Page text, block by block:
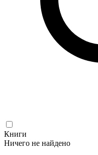
Книги
Ничего не найдено